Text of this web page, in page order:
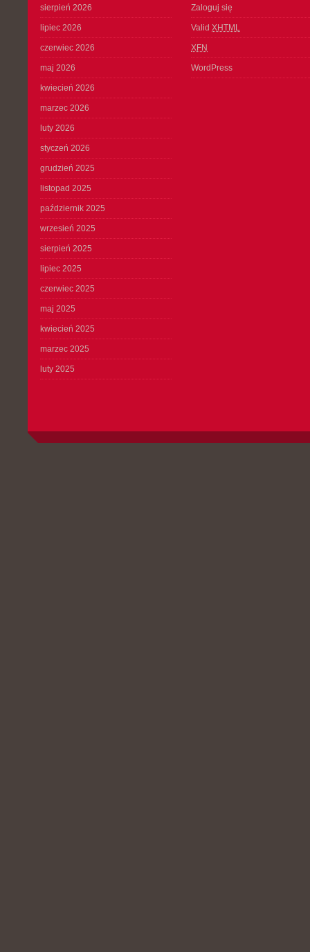
sierpień 2026
lipiec 2026
czerwiec 2026
maj 2026
kwiecień 2026
marzec 2026
luty 2026
styczeń 2026
grudzień 2025
listopad 2025
październik 2025
wrzesień 2025
sierpień 2025
lipiec 2025
czerwiec 2025
maj 2025
kwiecień 2025
marzec 2025
luty 2025
Zaloguj się
Valid XHTML
XFN
WordPress